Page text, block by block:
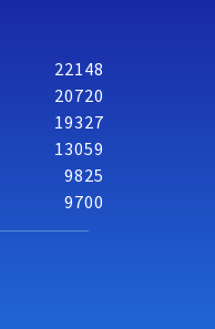
22148
20720
19327
13059
9825
9700